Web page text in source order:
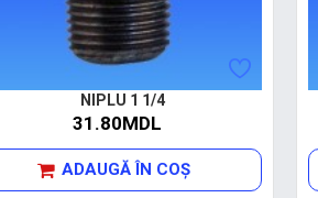
NIPLU 1 1/4
31.80MDL
ADAUGĂ ÎN COŞ